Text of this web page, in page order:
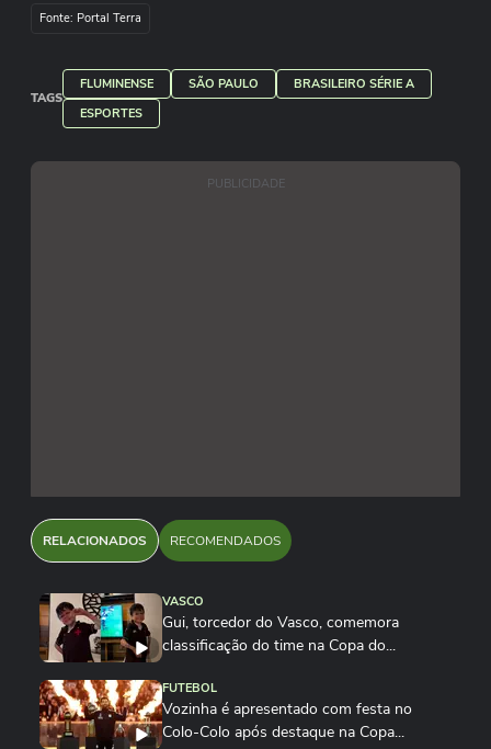
segunda etapa. Imagens: CazéTV
Fonte: Portal Terra
TAGS
FLUMINENSE SÃO PAULO
BRASILEIRO SÉRIE A
ESPORTES
PUBLICIDADE
RELACIONADOS RECOMENDADOS
VASCO
Gui, torcedor do Vasco, comemora
classificação do time na Copa do...
FUTEBOL
Vozinha é apresentado com festa no
Colo-Colo após destaque na Copa...